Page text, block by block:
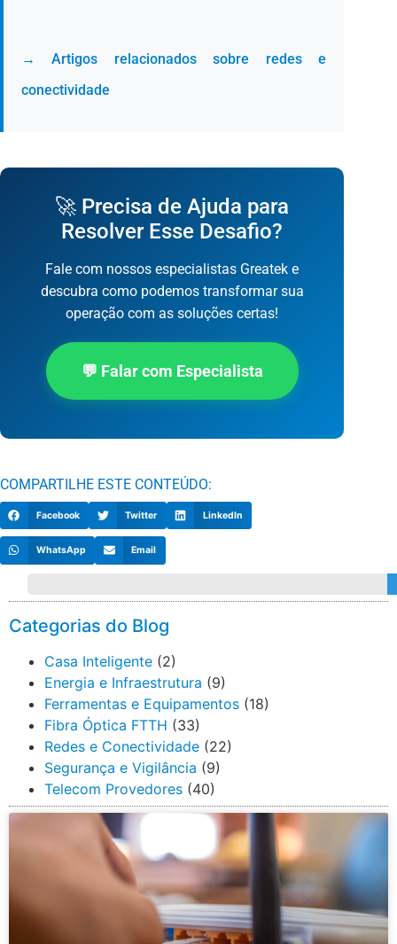
Categorias do Blog
Casa Inteligente (2)
Energia e Infraestrutura (9)
Ferramentas e Equipamentos (18)
Fibra Óptica FTTH (33)
Redes e Conectividade (22)
Segurança e Vigilância (9)
Telecom Provedores (40)
→ Artigos relacionados sobre redes e
conectividade
🚀 Precisa de Ajuda para
Resolver Esse Desafio?
Fale com nossos especialistas Greatek e
descubra como podemos transformar sua
operação com as soluções certas!
💬 Falar com Especialista
Facebook Twitter LinkedIn
WhatsApp Email
COMPARTILHE ESTE CONTEÚDO: